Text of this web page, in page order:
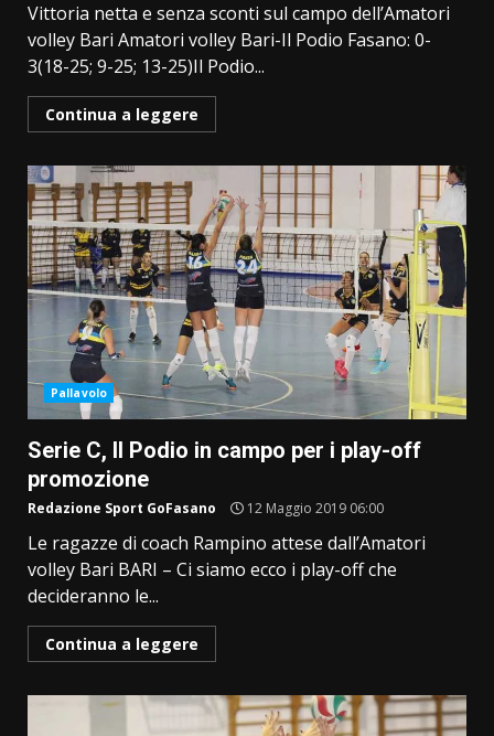
Vittoria netta e senza sconti sul campo dell’Amatori
volley Bari Amatori volley Bari-Il Podio Fasano: 0-
3(18-25; 9-25; 13-25)Il Podio...
Continua a leggere
Pallavolo
Serie C, Il Podio in campo per i play-off
promozione
Redazione Sport GoFasano 12 Maggio 2019 06:00
Le ragazze di coach Rampino attese dall’Amatori
volley Bari BARI – Ci siamo ecco i play-off che
decideranno le...
Continua a leggere